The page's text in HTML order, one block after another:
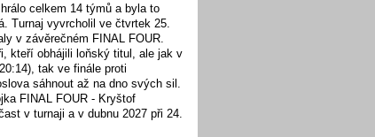
celkem 14 týmů a byla to
Turnaj vyvrcholil ve čtvrtek 25.
v závěrečném FINAL FOUR.
kteří obhájili loňský titul, ale jak v
tak ve finále proti
sáhnout až na dno svých sil.
FINAL FOUR - Kryštof
v turnaji a v dubnu 2027 při 24.